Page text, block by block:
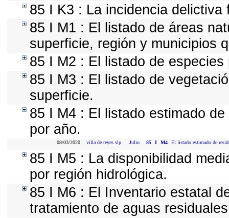
85 I K3 : La incidencia delictiva
85 I M1 : El listado de áreas
superficie, región y municipios
85 I M2 : El listado de
85 I M3 : El listado de
superficie.
85 I M4 : El listado estimado
por año.
08/03/2020 villa de reyes slp Julio 85 I M4 El listado estimado de
85 I M5 : La disponibilidad
por región hidrológica.
85 I M6 : El Inventario estatal
tratamiento de aguas